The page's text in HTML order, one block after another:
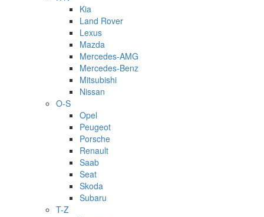
Kia
Land Rover
Lexus
Mazda
Mercedes-AMG
Mercedes-Benz
Mitsubishi
Nissan
O-S
Opel
Peugeot
Porsche
Renault
Saab
Seat
Skoda
Subaru
T-Z